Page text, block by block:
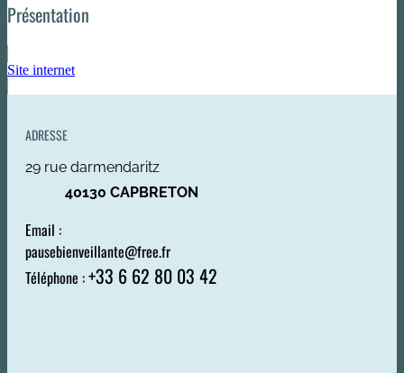
Présentation
Site internet
ADRESSE
29 rue darmendaritz
40130 CAPBRETON
Email :
pausebienveillante@free.fr
Téléphone :+33 6 62 80 03 42